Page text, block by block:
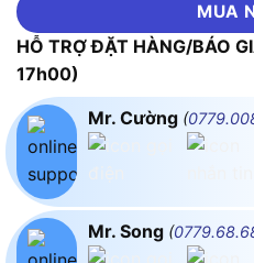
MUA
HỖ TRỢ ĐẶT HÀNG/BÁO
17h00)
Mr. Cường (
Mr. Song (